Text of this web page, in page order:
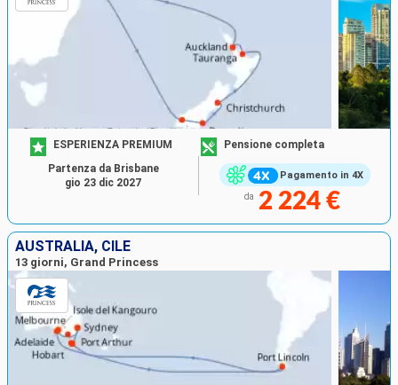
Pagamento in 4X
ESPERIENZA PREMIUM Pensione completa
da 2 224 €
Partenza da Brisbane
gio 23 dic 2027
AUSTRALIA, CILE
13 giorni, Grand Princess